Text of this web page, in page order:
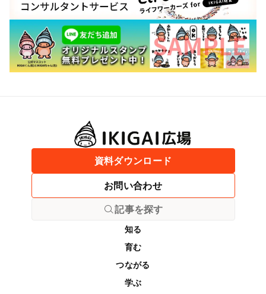
資料ダウンロード
お問い合わせ
記事を探す
知る
育む
つながる
学ぶ